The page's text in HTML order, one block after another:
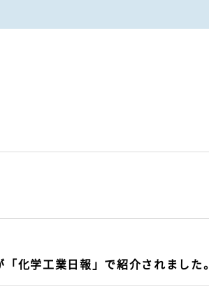
化学工業日報」で紹介されました。